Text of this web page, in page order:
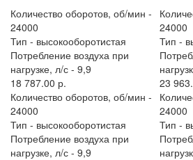
Количество оборотов, об/мин -
24000
Тип - высокооборотистая
Потребление воздуха при
нагрузке, л/с - 9,9
18 787.00 р.
Количество оборотов, об/мин -
24000
Тип - высокооборотистая
Потребление воздуха при
нагрузке, л/с - 9,9
24000
Тип -
23
24000
Тип -